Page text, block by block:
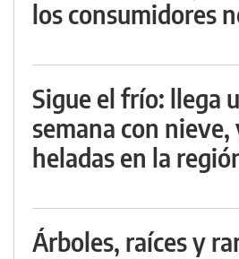
los consumidores
Sigue el frío: llega
semana con
heladas en la
Árboles, raíces y